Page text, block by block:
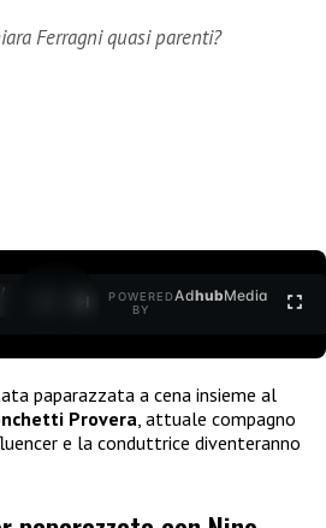
Ferragni quasi parenti?
POWERED
BY
AdhubMedia
paparazzata a cena insieme al
Provera , attuale compagno
e la conduttrice diventeranno